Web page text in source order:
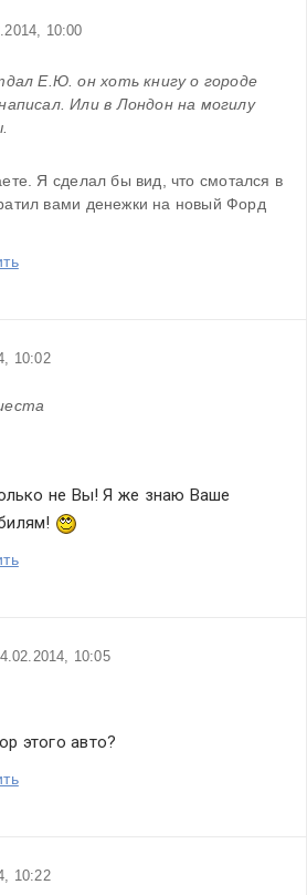
10:00
Или в Лондон на могилу
вами денежки на новый Форд
10:02
не Вы! Я же знаю Ваше
10:05
этого авто?
10:22